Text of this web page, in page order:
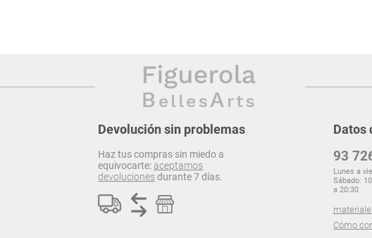
Devolución sin problemas
Haz tus compras sin miedo a
equivocarte:aceptamos
devolucionesdurante 7 días.
Datos
93
Lunes a
Sábado:
a 20:30
Cómo